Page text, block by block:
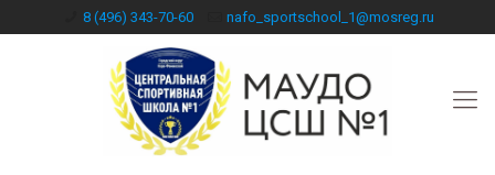
8 (496) 343-70-60 nafo_sportschool_1@mosreg.ru